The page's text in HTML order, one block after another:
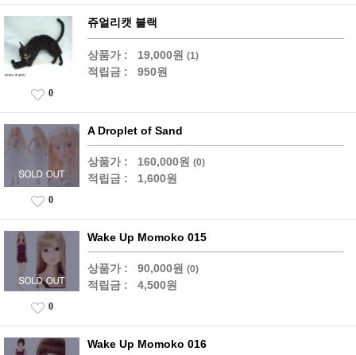
쥬얼리캣 블랙
상품가 : 19,000원 (1)
적립금 : 950원
0
A Droplet of Sand
상품가 : 160,000원 (0)
적립금 : 1,600원
0
Wake Up Momoko 015
상품가 : 90,000원 (0)
적립금 : 4,500원
0
Wake Up Momoko 016